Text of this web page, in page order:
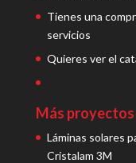
Tienes una
servicios
Quieres ver el
Más
Láminas solares
Cristalam 3M